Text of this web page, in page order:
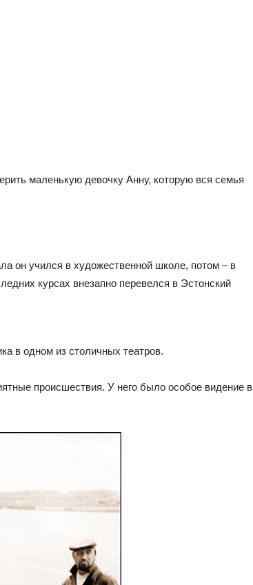
маленькую девочку Анну, которую вся семья
он учился в художественной школе, потом – в
курсах внезапно перевелся в Эстонский
в одном из столичных театров.
происшествия. У него было особое видение в